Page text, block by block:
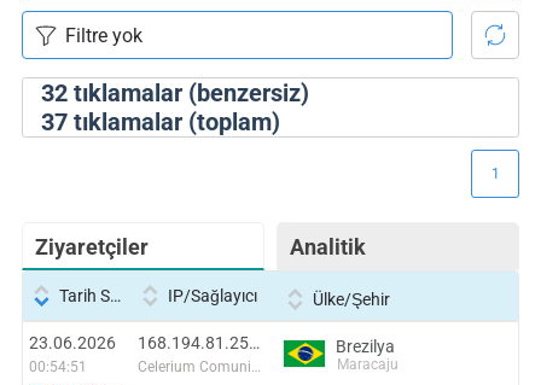
32tıklamalar (benzersiz)
37tıklamalar (toplam)
Ziyaretçiler Analitik
1
Tarih Saati IP/Sağlayıcı Ülke/Şehir
23.06.2026
00:54:51
168.194.81.251:6667
Celerium Comunicacoes Ltda
Brezilya
Maracaju